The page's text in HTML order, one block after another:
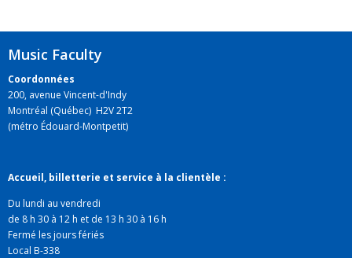
Music Faculty
Coordonnées
200, avenue Vincent-d'Indy
Montréal (Québec) H2V 2T2
(métro Édouard-Montpetit)
Accueil, billetterie et service à la clientèle :
Du lundi au vendredi
de 8 h 30 à 12 h et de 13 h 30 à 16 h
Fermé les jours fériés
Local B-338